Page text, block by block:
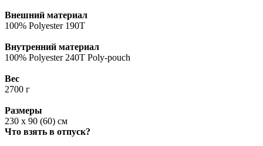
Внешний материал
100% Polyester 190T
Внутренний материал
100% Polyester 240T Poly-pouch
Вес
2700 г
Размеры
230 х 90 (60) см
Что взять в отпуск?